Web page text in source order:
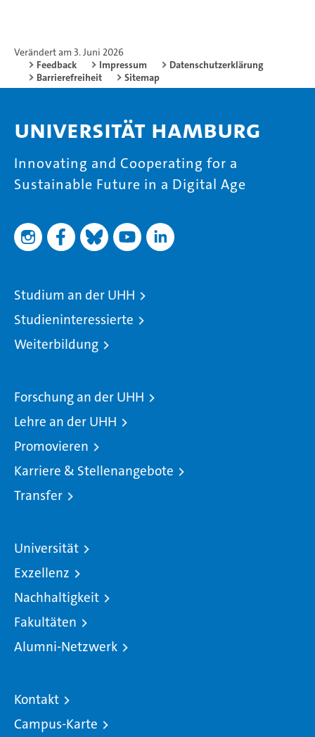
Verändert am 3. Juni 2026
Feedback
Impressum
Datenschutzerklärung
Barrierefreiheit
Sitemap
Universität Hamburg
Innovating and Cooperating for a
Sustainable Future in a Digital Age
Studium an der UHH
Studieninteressierte
Weiterbildung
Forschung an der UHH
Lehre an der UHH
Promovieren
Karriere & Stellenangebote
Transfer
Universität
Exzellenz
Nachhaltigkeit
Fakultäten
Alumni-Netzwerk
Kontakt
Campus-Karte